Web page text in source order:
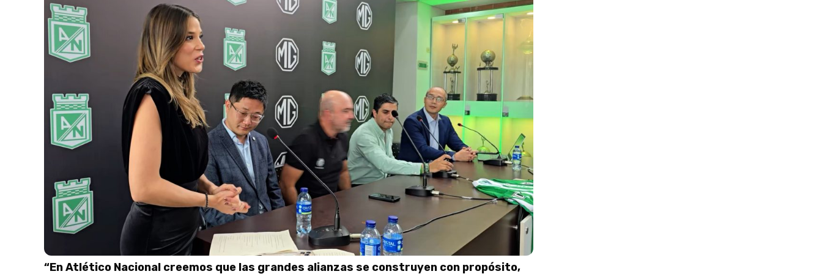
“En Atlético Nacional creemos que las grandes alianzas se construyen con propósito,